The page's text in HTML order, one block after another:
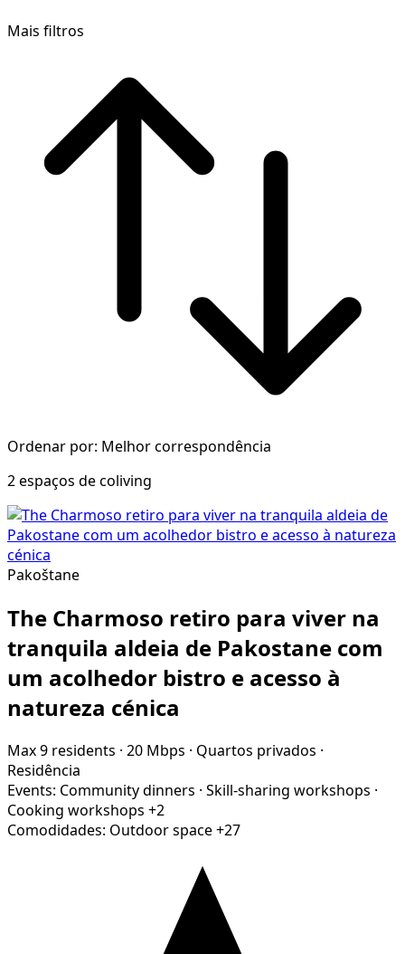
Mais filtros
Ordenar por: Melhor correspondência
2 espaços de coliving
Pakoštane
The Charmoso retiro para viver na
tranquila aldeia de Pakostane com
um acolhedor bistro e acesso à
natureza cénica
Max 9 residents · 20 Mbps · Quartos privados ·
Residência
Events: Community dinners · Skill-sharing workshops ·
Cooking workshops +2
Comodidades: Outdoor space+27